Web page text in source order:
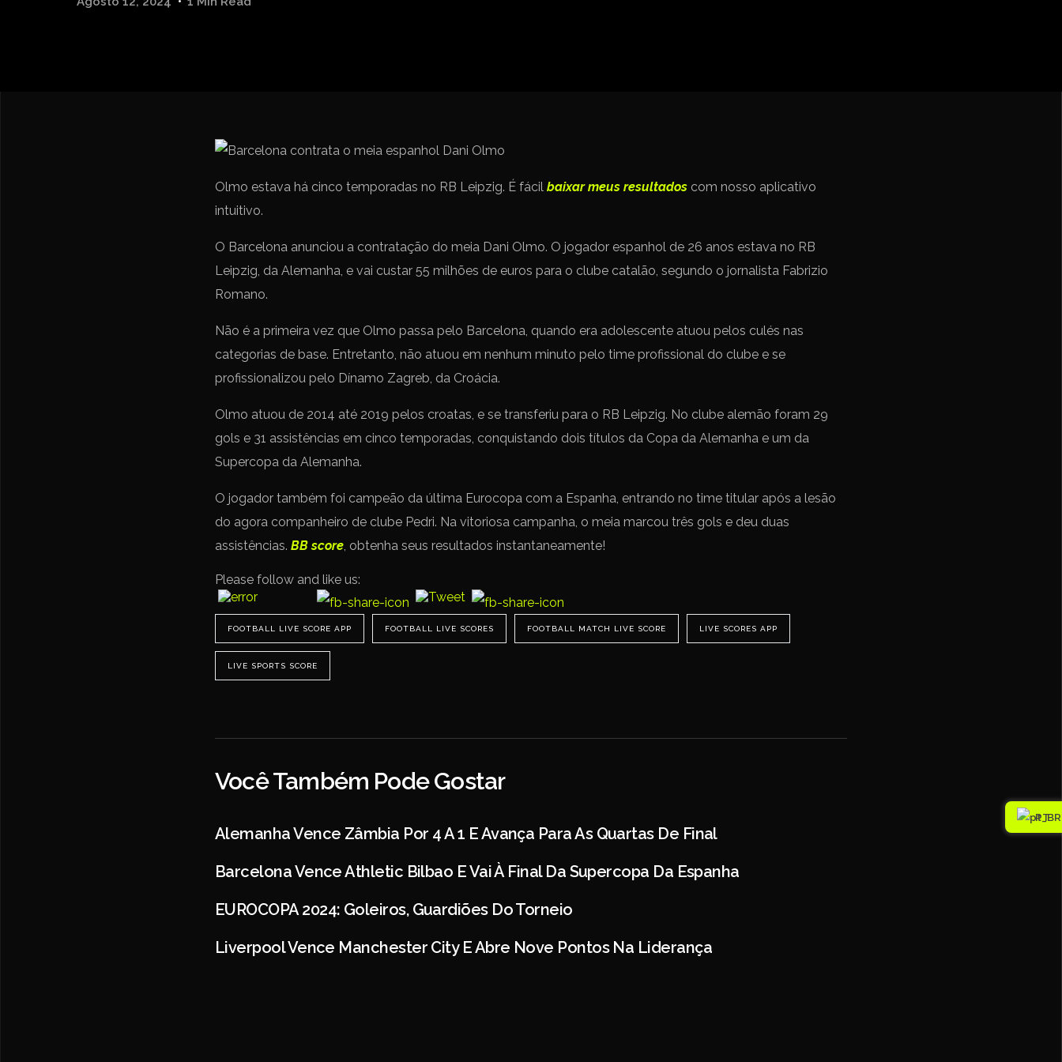
Olmo estava há cinco temporadas no RB Leipzig. É fácil baixar meus resultados com nosso aplicativo
intuitivo.
O Barcelona anunciou a contratação do meia Dani Olmo. O jogador espanhol de 26 anos estava no RB
Leipzig, da Alemanha, e vai custar 55 milhões de euros para o clube catalão, segundo o jornalista Fabrizio
Romano.
Não é a primeira vez que Olmo passa pelo Barcelona, quando era adolescente atuou pelos culés nas
categorias de base. Entretanto, não atuou em nenhum minuto pelo time profissional do clube e se
profissionalizou pelo Dínamo Zagreb, da Croácia.
Olmo atuou de 2014 até 2019 pelos croatas, e se transferiu para o RB Leipzig. No clube alemão foram 29
gols e 31 assistências em cinco temporadas, conquistando dois títulos da Copa da Alemanha e um da
Supercopa da Alemanha.
O jogador também foi campeão da última Eurocopa com a Espanha, entrando no time titular após a lesão
do agora companheiro de clube Pedri. Na vitoriosa campanha, o meia marcou três gols e deu duas
assistências. BB score, obtenha seus resultados instantaneamente!
Please follow and like us:
FOOTBALL LIVE SCORE APP FOOTBALL LIVE SCORES FOOTBALL MATCH LIVE SCORE LIVE SCORES APP
LIVE SPORTS SCORE
Você Também Pode Gostar
Alemanha Vence Zâmbia Por 4 A 1 E Avança Para As Quartas De Final
Barcelona Vence Athletic Bilbao E Vai À Final Da Supercopa Da Espanha
EUROCOPA 2024: Goleiros, Guardiões Do Torneio
Liverpool Vence Manchester City E Abre Nove Pontos Na Liderança
PT